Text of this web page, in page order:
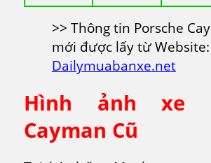
>> Thông tin Porsche
mới được lấy từ Website:
Dailymuabanxe.net
Hình ảnh xe
Cayman Cũ